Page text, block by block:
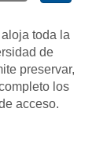
toda la
de
preservar,
los
acceso.